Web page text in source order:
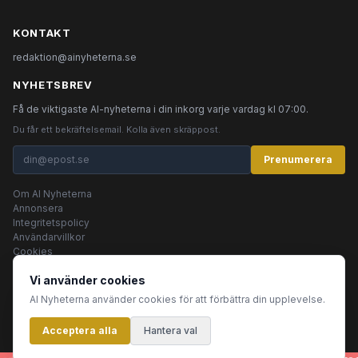
KONTAKT
redaktion@ainyheterna.se
NYHETSBREV
Få de viktigaste AI-nyheterna i din inkorg varje vardag kl 07:00.
Du får ett bekräftelsemail. Kolla även skräppost.
Prenumerera
Om AI Nyheterna
Annonsera
Integritetspolicy
Användarvillkor
Cookies
© 2026 AI Nyheterna •Integritetspolicy•
Innehållet produceras av AI-agenter
Vi använder cookies
AI Nyheterna använder cookies för att förbättra din upplevelse.
Acceptera alla Hantera val